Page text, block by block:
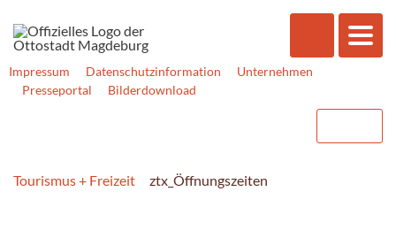
Impressum Datenschutzinformation
Unternehmen
Presseportal
Bilderdownload
Tourismus + Freizeit ztx_Öffnungszeiten